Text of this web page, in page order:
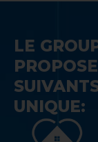
LE
UNIQUE: